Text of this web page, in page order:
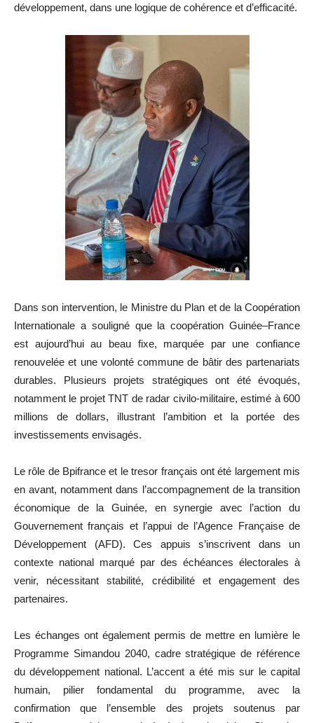
développement, dans une logique de cohérence et d’efficacité.
Dans son intervention, le Ministre du Plan et de la Coopération
Internationale a souligné que la coopération Guinée–France
est aujourd’hui au beau fixe, marquée par une confiance
renouvelée et une volonté commune de bâtir des partenariats
durables. Plusieurs projets stratégiques ont été évoqués,
notamment le projet TNT de radar civilo-militaire, estimé à 600
millions de dollars, illustrant l’ambition et la portée des
investissements envisagés.
Le rôle de Bpifrance et le tresor français ont été largement mis
en avant, notamment dans l’accompagnement de la transition
économique de la Guinée, en synergie avec l’action du
Gouvernement français et l’appui de l’Agence Française de
Développement (AFD). Ces appuis s’inscrivent dans un
contexte national marqué par des échéances électorales à
venir, nécessitant stabilité, crédibilité et engagement des
partenaires.
Les échanges ont également permis de mettre en lumière le
Programme Simandou 2040, cadre stratégique de référence
du développement national. L’accent a été mis sur le capital
humain, pilier fondamental du programme, avec la
confirmation que l’ensemble des projets soutenus par